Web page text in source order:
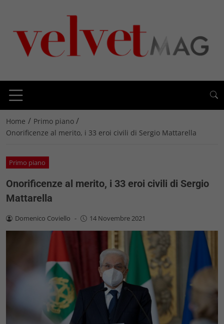
Home / Primo piano /
Onorificenze al merito, i 33 eroi civili di Sergio Mattarella
Primo piano
Onorificenze al merito, i 33 eroi civili di Sergio
Mattarella
Domenico Coviello - 14 Novembre 2021